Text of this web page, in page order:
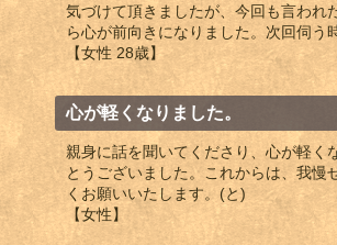
気づけて頂きましたが、今回も言われ
ら心が前向きになりました。次回伺う
【女性 28歳】
心が軽くなりました。
親身に話を聞いてくださり、心が軽く
とうございました。これからは、我
くお願いいたします。(と)
【女性】